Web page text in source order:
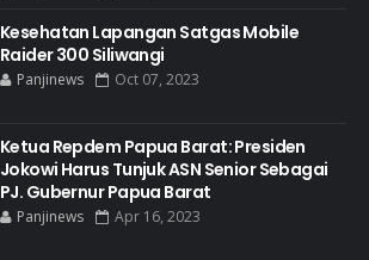
Kesehatan Lapangan Satgas Mobile
Raider 300 Siliwangi
Panjinews Oct 07, 2023
Ketua Repdem Papua Barat: Presiden
Jokowi Harus Tunjuk ASN Senior Sebagai
PJ. Gubernur Papua Barat
Panjinews Apr 16, 2023